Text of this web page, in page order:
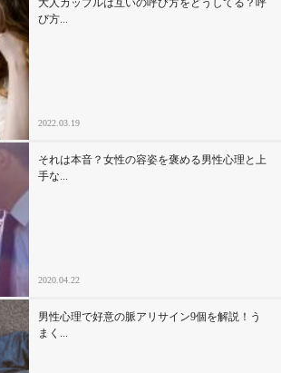
大人カップルは互いの呼び方をどうしてる？呼
び方...
2022.03.19
それは本音？女性の容姿を褒める男性心理と上
手な...
2020.04.22
男性心理で好意の脈アリサイン9個を解説！う
まく...